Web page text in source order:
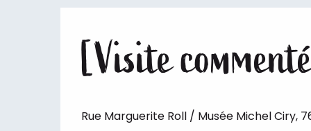
[Visite
Rue Marguerite Roll / Musée Michel Ciry,